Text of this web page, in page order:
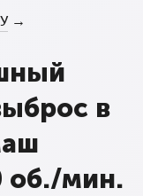
→
в
об./мин.